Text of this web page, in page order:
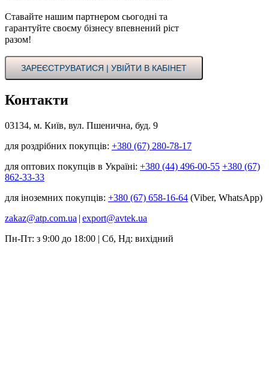
Ставайте нашим партнером сьогодні та
гарантуйте своєму бізнесу впевнений ріст
разом!
ЗАРЕЄСТРУВАТИСЯ | УВІЙТИ В КАБІНЕТ
Контакти
03134, м. Київ, вул. Пшенична, буд. 9
для роздрібних покупців: +380 (67) 280-78-17
для оптових покупців в Україні: +380 (44) 496-00-55 +380 (67)
862-33-33
для іноземних покупців: +380 (67) 658-16-64 (Viber, WhatsApp)
zakaz@atp.com.ua | export@avtek.ua
Пн-Пт: з 9:00 до 18:00 | Сб, Нд: вихідний